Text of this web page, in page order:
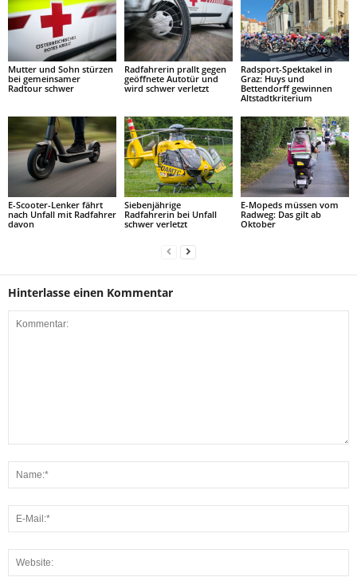
Mutter und Sohn stürzen
bei gemeinsamer
Radtour schwer
Radfahrerin prallt gegen
geöffnete Autotür und
wird schwer verletzt
Radsport-Spektakel in
Graz: Huys und
Bettendorff gewinnen
Altstadtkriterium
E-Scooter-Lenker fährt
nach Unfall mit Radfahrer
davon
Siebenjährige
Radfahrerin bei Unfall
schwer verletzt
E-Mopeds müssen vom
Radweg: Das gilt ab
Oktober
Hinterlasse einen Kommentar